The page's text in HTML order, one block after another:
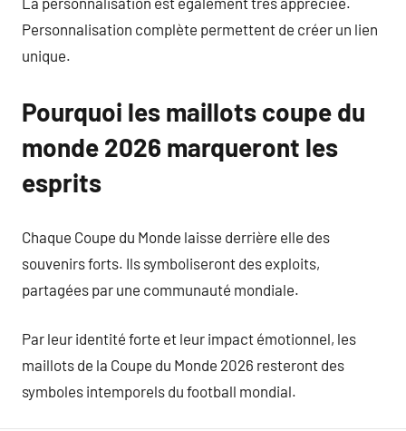
Personnalisation complète permettent de créer un lien
unique.
Pourquoi les maillots coupe du
monde 2026 marqueront les
esprits
Chaque Coupe du Monde laisse derrière elle des
souvenirs forts. Ils symboliseront des exploits,
partagées par une communauté mondiale.
Par leur identité forte et leur impact émotionnel, les
maillots de la Coupe du Monde 2026 resteront des
symboles intemporels du football mondial.